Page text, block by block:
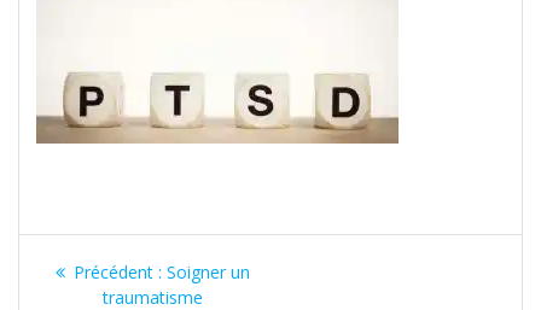
Navigation
Précédent : Article
précédent
Soigner un
traumatisme